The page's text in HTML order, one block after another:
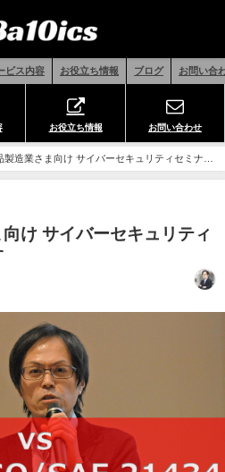
ビス内容 お役立ち情報 ブログ お問い合
お役立ち情報 お問い合わせ
製造業さま向け サイバーセキュリティセミナー
け サイバーセキュリティ